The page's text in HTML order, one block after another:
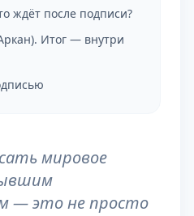
ждёт после подписи?
Итог — внутри
мировое
— это не просто